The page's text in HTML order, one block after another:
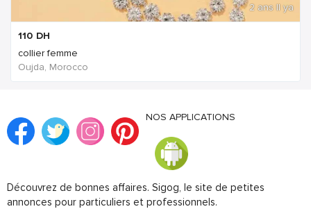
2 ans Il ya
110 DH
collier femme
Oujda, Morocco
NOS APPLICATIONS
Découvrez de bonnes affaires. Sigog, le site de petites
annonces pour particuliers et professionnels.